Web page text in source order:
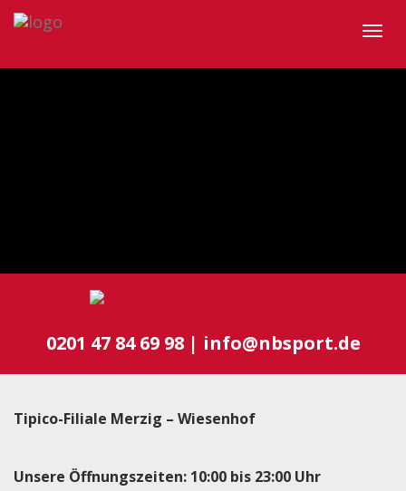
0201 47 84 69 98 | info@nbsport.de
Tipico-Filiale Merzig – Wiesenhof
Unsere Öffnungszeiten: 10:00 bis 23:00 Uhr